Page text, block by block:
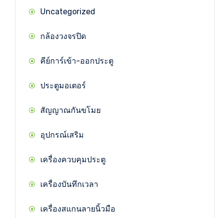
Uncategorized
กล้องวงจรปิด
คีย์การ์เข้า-ออกประตู
ประตูมอเตอร์
สัญญาณกันขโมย
อุปกรณ์เสริม
เครื่องควบคุมประตู
เครื่องบันทึกเวลา
เครื่องสแกนลายนิ้วมือ